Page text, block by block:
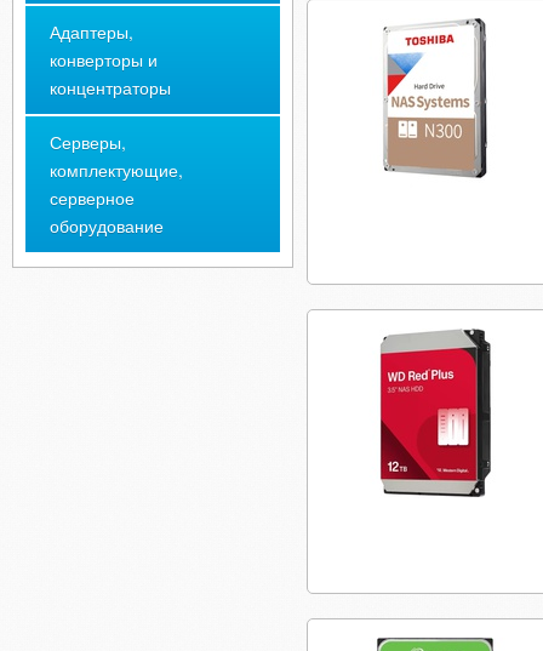
Адаптеры,
конверторы и
концентраторы
Серверы,
комплектующие,
серверное
оборудование